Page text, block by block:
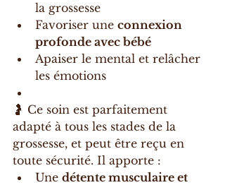
la grossesse
Favoriser une connexion
profonde avec bébé
Apaiser le mental et relâcher
les émotions
🤰 Ce soin est parfaitement
adapté à tous les stades de la
grossesse, et peut être reçu en
toute sécurité. Il apporte :
Une détente musculaire et